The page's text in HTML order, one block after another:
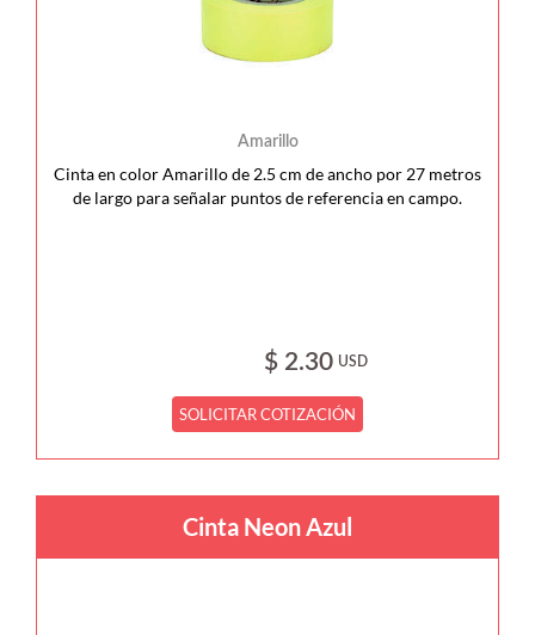
Amarillo
Cinta en color Amarillo de 2.5 cm de ancho por 27 metros
de largo para señalar puntos de referencia en campo.
$ 2.30 USD
SOLICITAR COTIZACIÓN
Cinta Neon Azul